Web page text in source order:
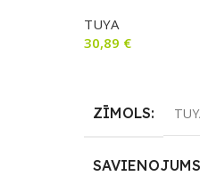
TUYA
30,89 €
ZĪMOLS
SAVIENOJUMS